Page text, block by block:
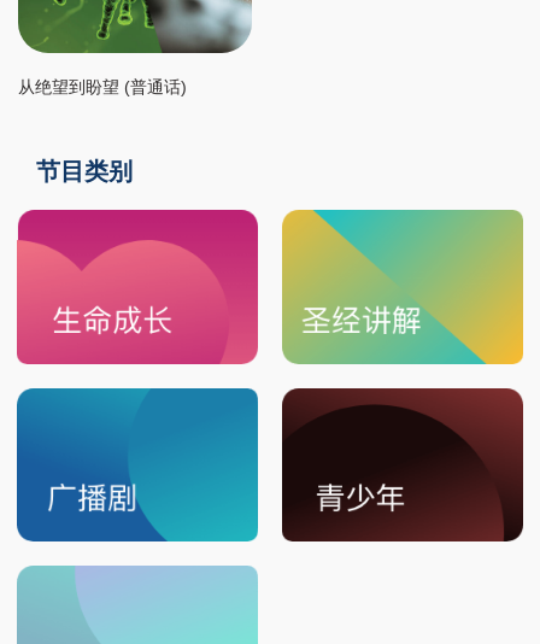
从绝望到盼望 (普通话)
节目类别